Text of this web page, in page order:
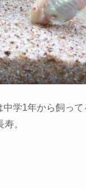
中学1年から飼っ
。